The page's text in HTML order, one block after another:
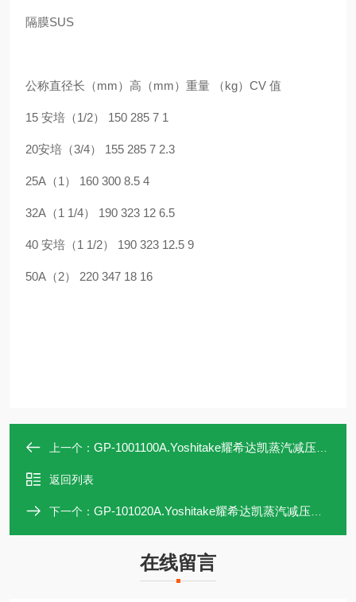
隔膜SUS
公称直径长（mm）高（mm）重量 （kg）CV 值
15 安培（1/2） 150 285 7 1
20安培（3/4） 155 285 7 2.3
25A（1） 160 300 8.5 4
32A（1 1/4） 190 323 12 6.5
40 安培（1 1/2） 190 323 12.5 9
50A（2） 220 347 18 16
上一个： GP-1001100A.Yoshitake耀希达凯蒸汽减压阀GP-1001100A
返回列表
下一个： GP-101020A.Yoshitake耀希达凯蒸汽减压阀GP-101020A
在线留言